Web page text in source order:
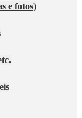
e fotos)